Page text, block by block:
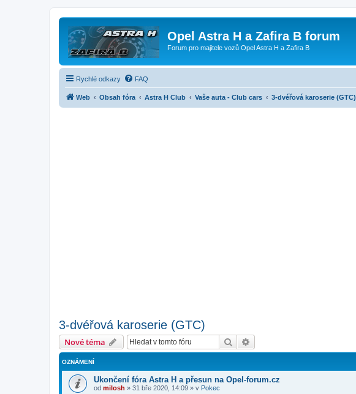
Opel Astra H a Zafira B forum
Forum pro majitele vozů Opel Astra H a Zafira B
Rychlé odkazy FAQ
Web Obsah fóra Astra H Club Vaše auta - Club cars 3-dvéřová karoserie (GTC)
3-dvéřová karoserie (GTC)
Nové téma Hledat
OZNÁMENÍ
Ukončení fóra Astra H a přesun na Opel-forum.cz
od milosh » 31 bře 2020, 14:09 » v Pokec